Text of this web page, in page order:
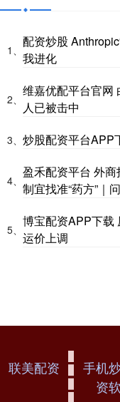
1、
配资炒股
我进化
2、
维嘉优配平台官网
人已被击中
3、 炒股配资平台APP
4、
盈禾配资平台 外
制宜找准“药方”｜
5、
博宝配资APP下载
运价上调
联美配资
手机
资